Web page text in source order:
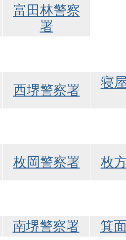
富田林警察
署
西堺警察署 寝
枚岡警察署 枚
南堺警察署 箕